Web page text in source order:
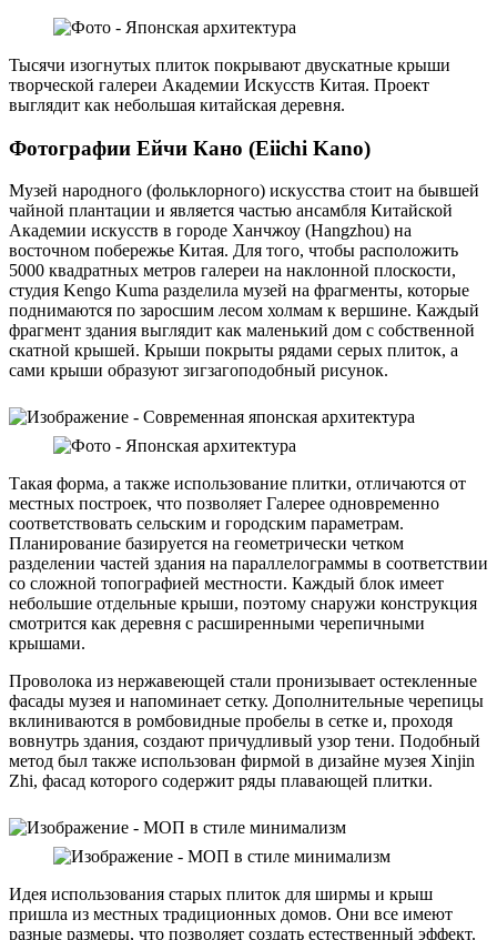
Тысячи изогнутых плиток покрывают двускатные крыши
творческой галереи Академии Искусств Китая. Проект
выглядит как небольшая китайская деревня.
Фотографии Ейчи Кано (Eiichi Kano)
Музей народного (фольклорного) искусства стоит на бывшей
чайной плантации и является частью ансамбля Китайской
Академии искусств в городе Ханчжоу (Hangzhou) на
восточном побережье Китая. Для того, чтобы расположить
5000 квадратных метров галереи на наклонной плоскости,
студия Kengo Kuma разделила музей на фрагменты, которые
поднимаются по заросшим лесом холмам к вершине. Каждый
фрагмент здания выглядит как маленький дом с собственной
скатной крышей. Крыши покрыты рядами серых плиток, а
сами крыши образуют зигзагоподобный рисунок.
Такая форма, а также использование плитки, отличаются от
местных построек, что позволяет Галерее одновременно
соответствовать сельским и городским параметрам.
Планирование базируется на геометрически четком
разделении частей здания на параллелограммы в соответствии
со сложной топографией местности. Каждый блок имеет
небольшие отдельные крыши, поэтому снаружи конструкция
смотрится как деревня с расширенными черепичными
крышами.
Проволока из нержавеющей стали пронизывает остекленные
фасады музея и напоминает сетку. Дополнительные черепицы
вклиниваются в ромбовидные пробелы в сетке и, проходя
вовнутрь здания, создают причудливый узор тени. Подобный
метод был также использован фирмой в дизайне музея Xinjin
Zhi, фасад которого содержит ряды плавающей плитки.
Идея использования старых плиток для ширмы и крыш
пришла из местных традиционных домов. Они все имеют
разные размеры, что позволяет создать естественный эффект.